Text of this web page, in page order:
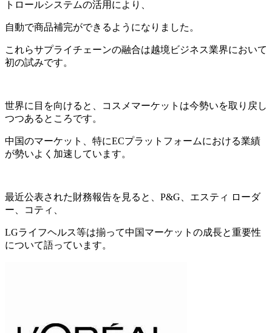
トロールシステムの活用により、
自動で商品補完ができるようになりました。
これらサプライチェーンの融合は越境ビジネス業界において
初の試みです。
世界に目を向けると、コスメマーケットは今勢いを取り戻し
つつあるところです。
中国のマーケット、特にECプラットフォームにおける業績
が勢いよく加速しています。
最近公表された財務報告を見ると、P&G、エスティ ローダ
ー、コティ、
LGライフヘルス等は揃って中国マーケットの成長と重要性
について語っています。